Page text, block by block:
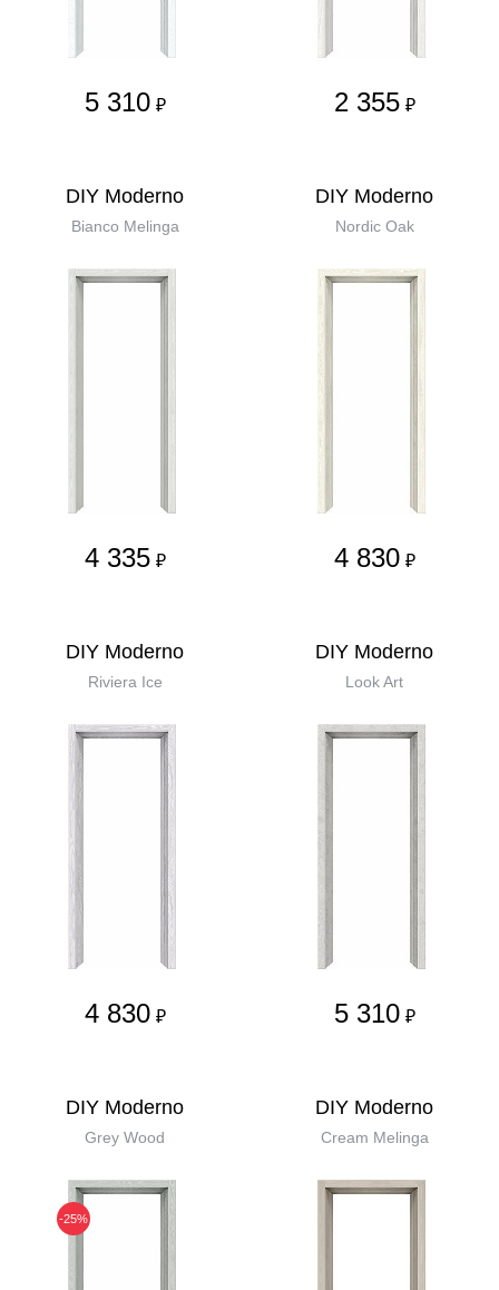
5 310 ₽ 2 355 ₽
DIY Moderno
Bianco Melinga
4 335 ₽
DIY Moderno
Nordic Oak
4 830 ₽
DIY Moderno
Riviera Ice
4 830 ₽
DIY Moderno
Look Art
5 310 ₽
DIY Moderno
Grey Wood
-25%
DIY Moderno
Cream Melinga